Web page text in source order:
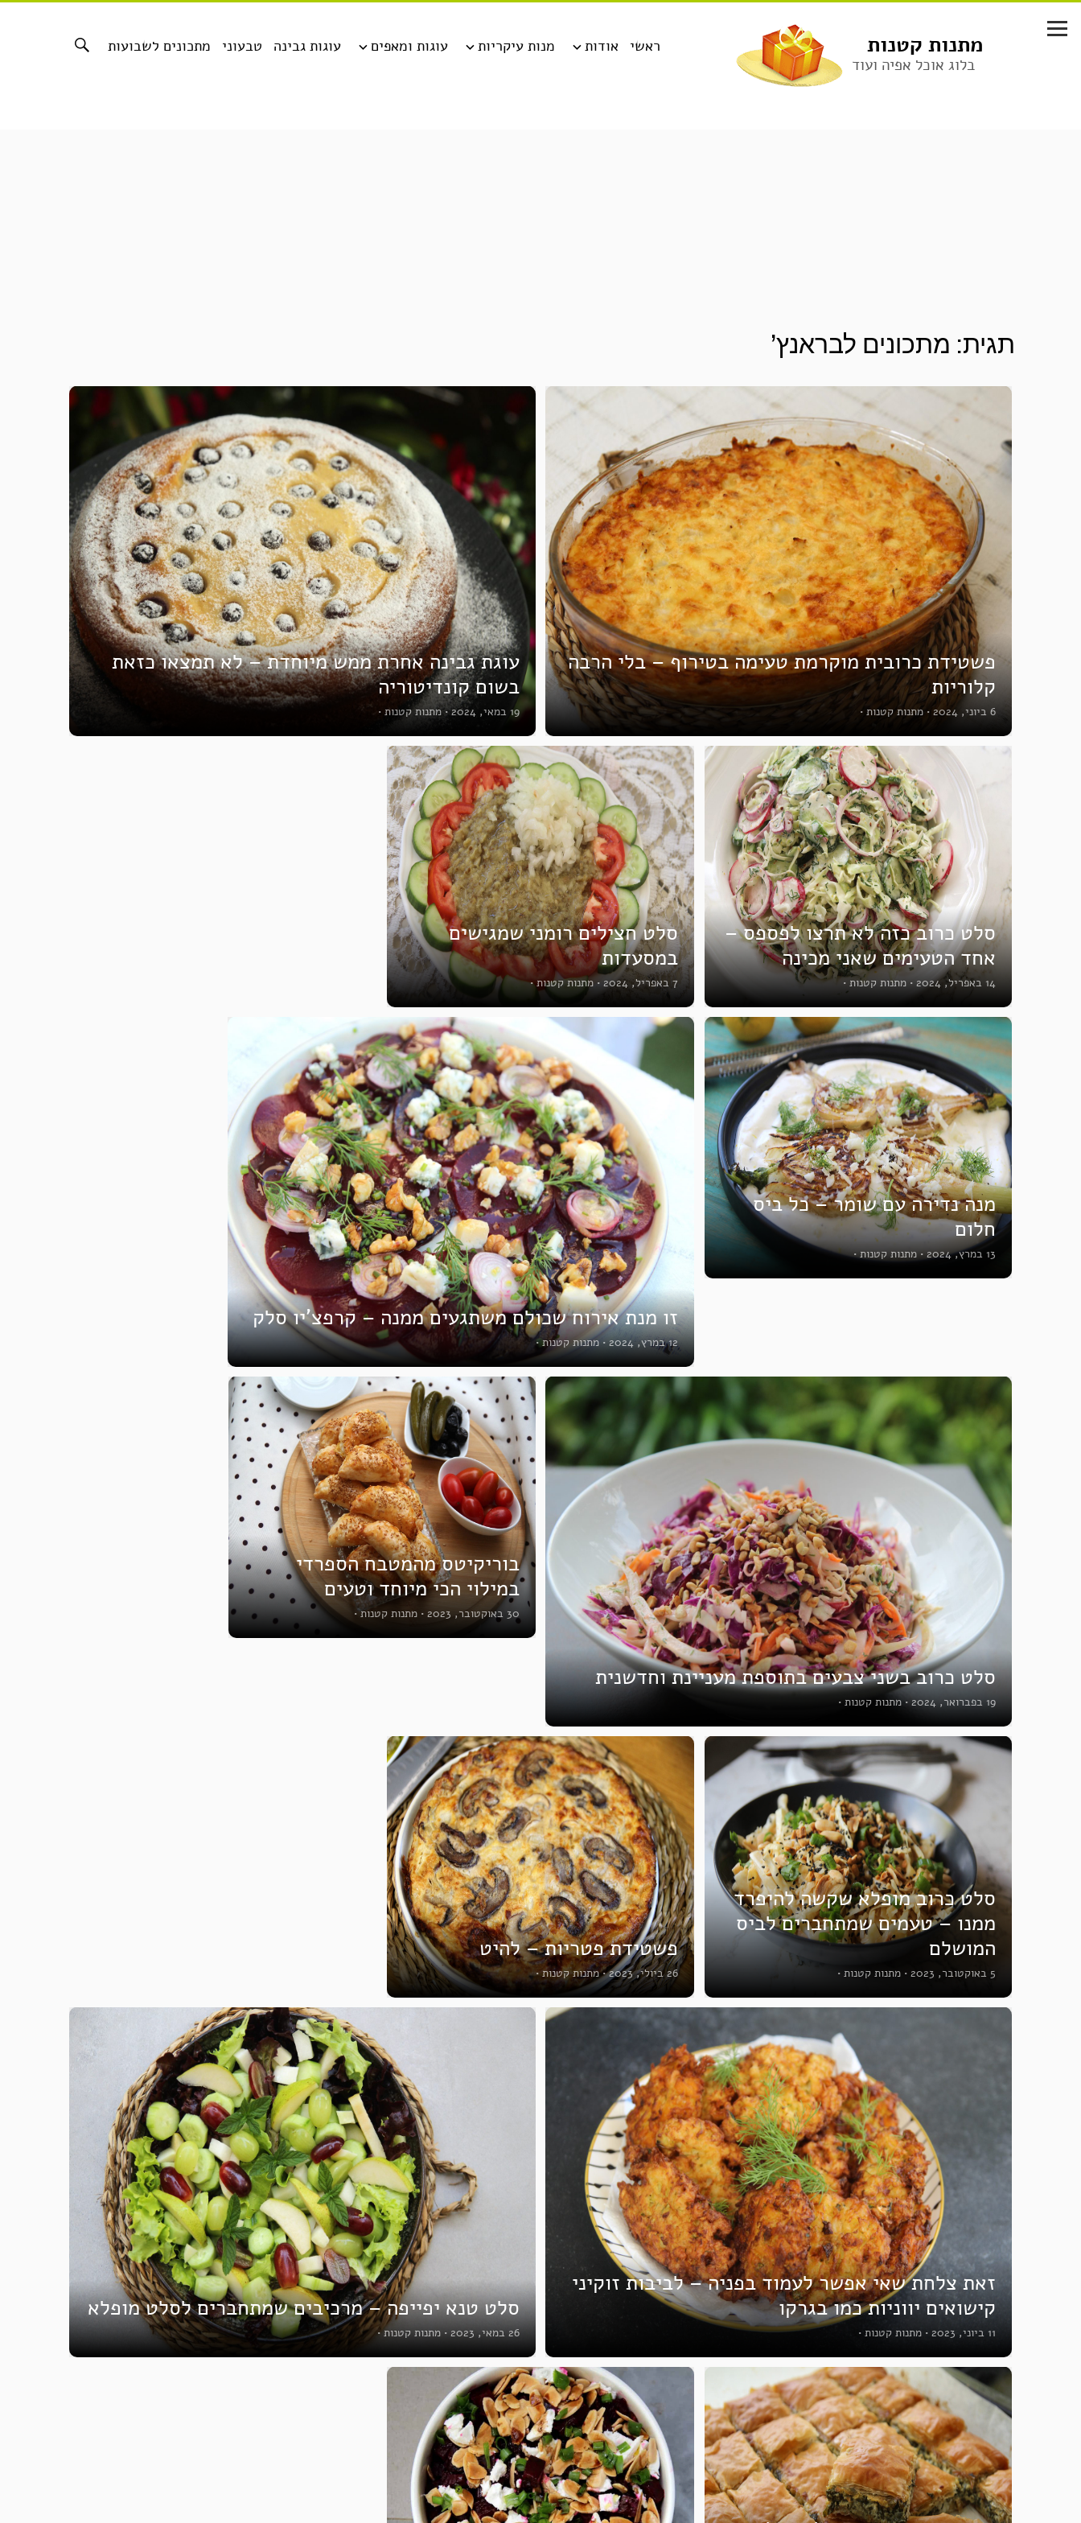
לתוכן
מתנות קטנות
בלוג אוכל אפיה ועוד
מתכונים לשבועות טבעוני עוגות גבינה עוגות ומאפים מנות עיקריות אודות ראשי
תגית: מתכונים לבראנץ’
פשטידת כרובית מוקרמת טעימה בטירוף – בלי הרבה
קלוריות
6 ביוני, 2024 • מתנות קטנות •
עוגת גבינה אחרת ממש מיוחדת – לא תמצאו כזאת
בשום קונדיטוריה
19 במאי, 2024 • מתנות קטנות •
סלט כרוב כזה לא תרצו לפספס –
אחד הטעימים שאני מכינה
14 באפריל, 2024 • מתנות קטנות •
סלט חצילים רומני שמגישים
במסעדות
7 באפריל, 2024 • מתנות קטנות •
מנה נדירה עם שומר – כל ביס
חלום
13 במרץ, 2024 • מתנות קטנות •
זו מנת אירוח שכולם משתגעים ממנה – קרפצ’יו סלק
12 במרץ, 2024 • מתנות קטנות •
סלט כרוב בשני צבעים בתוספת מעניינת וחדשנית
19 בפברואר, 2024 • מתנות קטנות •
בוריקיטס מהמטבח הספרדי
במילוי הכי מיוחד וטעים
30 באוקטובר, 2023 • מתנות קטנות •
סלט כרוב מופלא שקשה להיפרד
ממנו – טעמים שמתחברים לביס
המושלם
5 באוקטובר, 2023 • מתנות קטנות •
פשטידת פטריות – להיט
26 ביולי, 2023 • מתנות קטנות •
זאת צלחת שאי אפשר לעמוד בפניה – לביבות זוקיני
קישואים יווניות כמו בגרקו
11 ביוני, 2023 • מתנות קטנות •
סלט טנא יפייפה – מרכיבים שמתחברים לסלט מופלא
26 במאי, 2023 • מתנות קטנות •